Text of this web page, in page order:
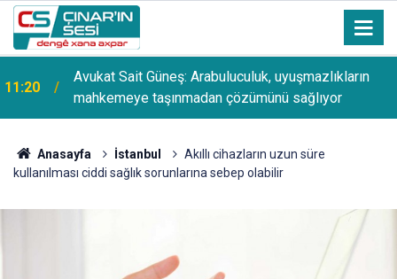
11:20
Avukat Sait Güneş: Arabuluculuk, uyuşmazlıkların
mahkemeye taşınmadan çözümünü sağlıyor
Anasayfa İstanbul
Akıllı cihazların uzun süre
kullanılması ciddi sağlık sorunlarına sebep olabilir